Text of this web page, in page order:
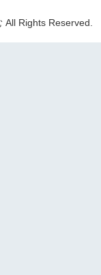
All Rights Reserved.